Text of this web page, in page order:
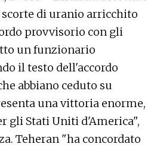
di uranio arricchito
provvisorio con gli
un funzionario
il testo dell'accordo
abbiano ceduto su
una vittoria enorme,
gli Stati Uniti d'America",
Teheran "ha concordato